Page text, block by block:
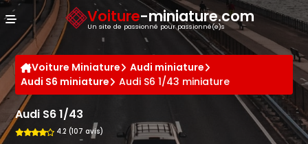
Voiture-miniature.com
Un site de passionné pour passionné(e)s
Voiture Miniature
Audi miniature
Audi S6 miniature
Audi S6 1/43 miniature
Audi S6 1/43
4.2 (107 avis)
Panneau de gestion des cookies